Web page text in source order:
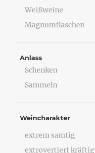
Weißweine
Magnumflaschen
Anlass
Schenken
Sammeln
Weincharakter
extrem samtig
extrovertiert kräftig